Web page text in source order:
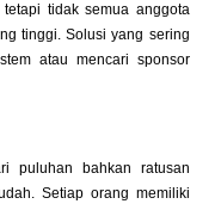
tidak semua anggota
tinggi. Solusi yang sering
atau mencari sponsor
puluhan bahkan ratusan
Setiap orang memiliki